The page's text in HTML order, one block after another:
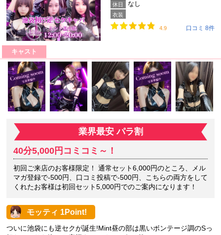
休日 なし
衣装
4.9 口コミ 8件
キャスト
業界最安 パラ割
40分5,000円コミコミ～！
初回ご来店のお客様限定！ 通常セット6,000円のところ、メル
マガ登録で-500円、口コミ投稿で-500円、こちらの両方をして
くれたお客様は初回セット5,000円でのご案内になります！
モッティ 1Point!
ついに池袋にも逆セクが誕生!Mint昼の部は黒いボンテージ調のSっ